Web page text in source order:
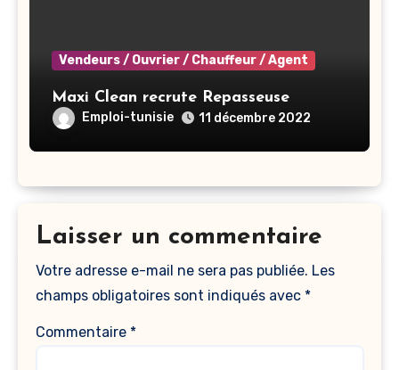
Vendeurs / Ouvrier / Chauffeur / Agent
Maxi Clean recrute Repasseuse
Emploi-tunisie 11 décembre 2022
Laisser un commentaire
Votre adresse e-mail ne sera pas publiée. Les
champs obligatoires sont indiqués avec *
Commentaire *